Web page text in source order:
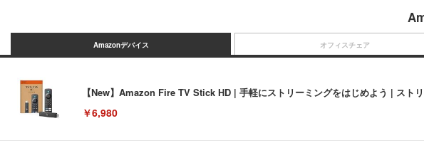
Amazonデバイス
【New】Amazon Fire TV Stick HD | 手軽にストリーミングをはじめよう | スト
￥6,980
オフィスチェア